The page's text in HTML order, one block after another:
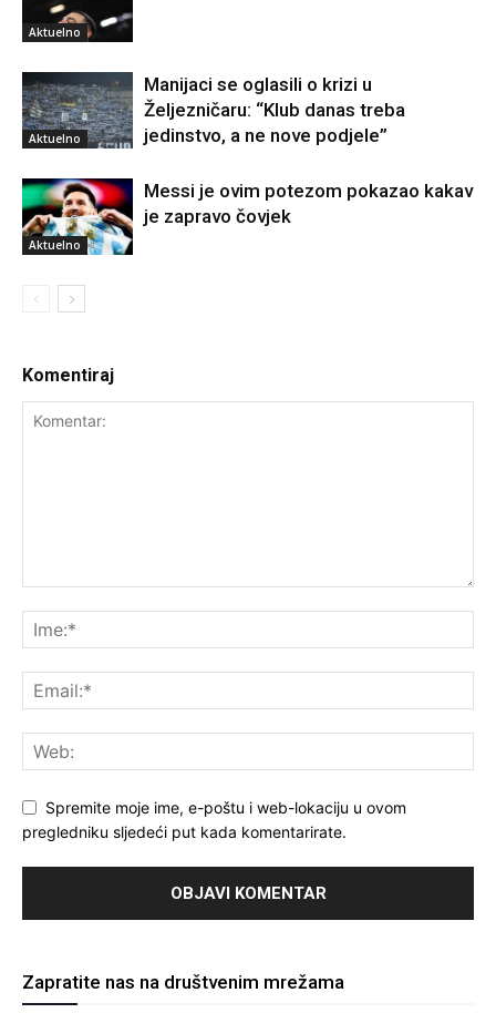
Aktuelno
Aktuelno
Manijaci se oglasili o krizi u
Željezničaru: “Klub danas treba
jedinstvo, a ne nove podjele”
Aktuelno
Messi je ovim potezom pokazao kakav
je zapravo čovjek
Komentiraj
Spremite moje ime, e-poštu i web-lokaciju u ovom
pregledniku sljedeći put kada komentarirate.
Zapratite nas na društvenim mrežama